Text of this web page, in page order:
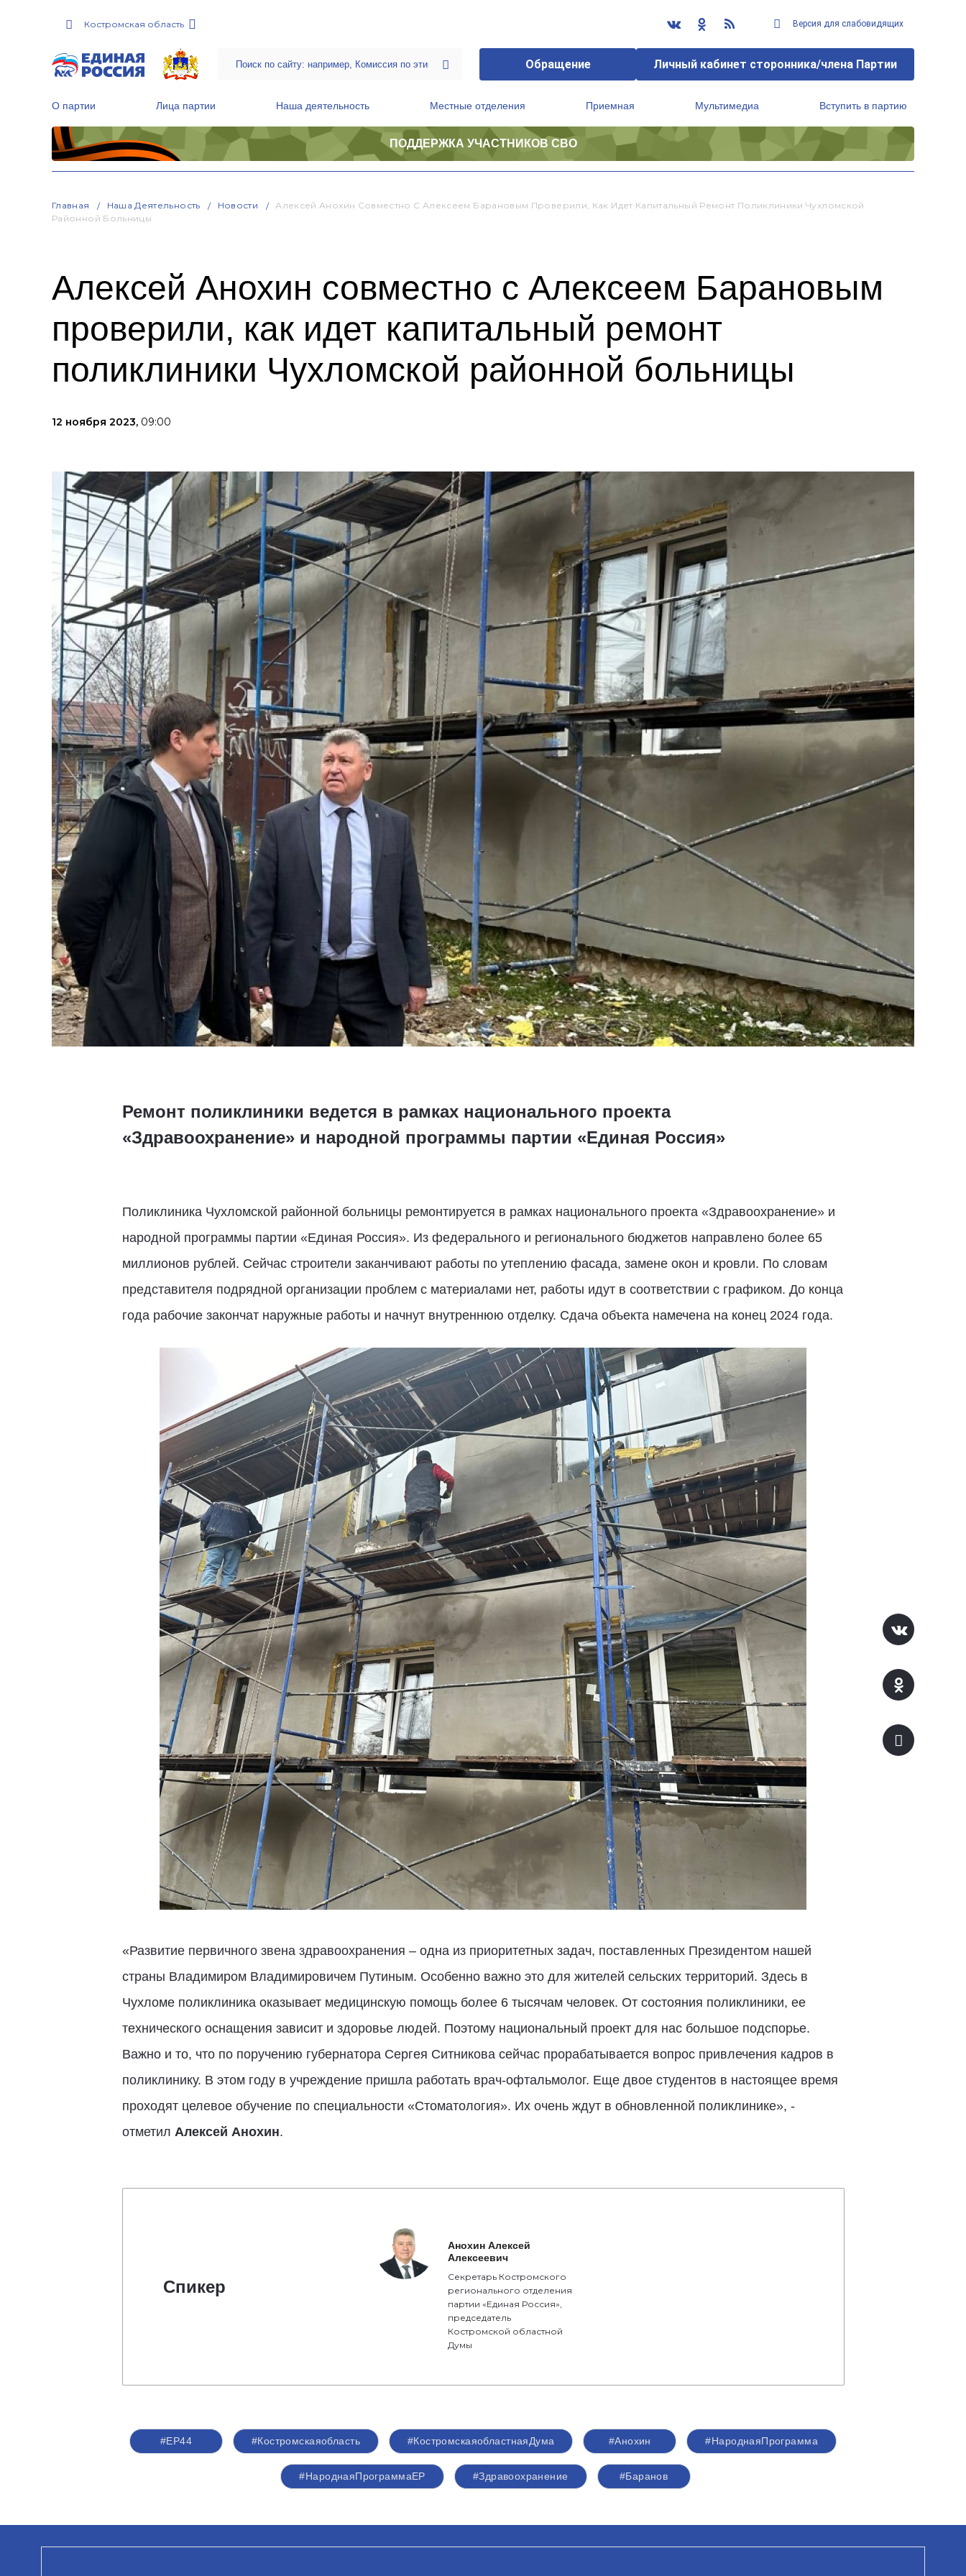
Костромская область Версия для слабовидящих
Обращение Личный кабинет сторонника/члена Партии
О партии Лица партии Наша деятельность Местные отделения Приемная Мультимедиа Вступить в партию
ПОДДЕРЖКА УЧАСТНИКОВ СВО
Главная Наша Деятельность Новости
Алексей Анохин Совместно С Алексеем Барановым Проверили, Как Идет Капитальный Ремонт Поликлиники Чухломской
Районной Больницы
Алексей Анохин совместно с Алексеем Барановым
проверили, как идет капитальный ремонт
поликлиники Чухломской районной больницы
12 ноября 2023, 09:00
Ремонт поликлиники ведется в рамках национального проекта
«Здравоохранение» и народной программы партии «Единая Россия»
Поликлиника Чухломской районной больницы ремонтируется в рамках национального проекта «Здравоохранение» и
народной программы партии «Единая Россия». Из федерального и регионального бюджетов направлено более 65
миллионов рублей. Сейчас строители заканчивают работы по утеплению фасада, замене окон и кровли. По словам
представителя подрядной организации проблем с материалами нет, работы идут в соответствии с графиком. До конца
года рабочие закончат наружные работы и начнут внутреннюю отделку. Сдача объекта намечена на конец 2024 года.
«Развитие первичного звена здравоохранения – одна из приоритетных задач, поставленных Президентом нашей
страны Владимиром Владимировичем Путиным. Особенно важно это для жителей сельских территорий. Здесь в
Чухломе поликлиника оказывает медицинскую помощь более 6 тысячам человек. От состояния поликлиники, ее
технического оснащения зависит и здоровье людей. Поэтому национальный проект для нас большое подспорье.
Важно и то, что по поручению губернатора Сергея Ситникова сейчас прорабатывается вопрос привлечения кадров в
поликлинику. В этом году в учреждение пришла работать врач-офтальмолог. Еще двое студентов в настоящее время
проходят целевое обучение по специальности «Стоматология». Их очень ждут в обновленной поликлинике», -
отметил Алексей Анохин.
Спикер
Анохин Алексей
Алексеевич
Секретарь Костромского
регионального отделения
партии «Единая Россия»,
председатель
Костромской областной
Думы
#ЕР44 #Костромскаяобласть #КостромскаяобластнаяДума #Анохин #НароднаяПрограмма
#НароднаяПрограммаЕР #Здравоохранение #Баранов